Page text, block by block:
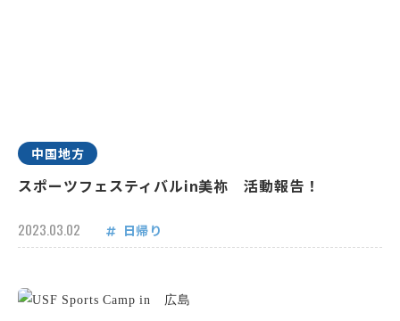
中国地方
スポーツフェスティバルin美祢 活動報告！
2023.03.02 日帰り